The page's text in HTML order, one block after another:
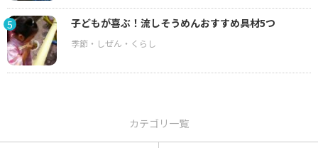
5 子どもが喜ぶ！流しそうめんおすすめ具材5つ
カテゴリ一覧